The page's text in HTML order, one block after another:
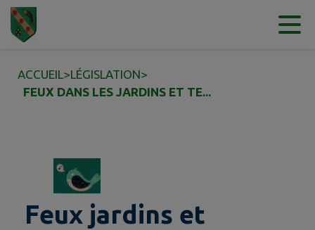
Contenu
ACCUEIL>LÉGISLATION>
FEUX DANS LES JARDINS ET TE...
Feux jardins et